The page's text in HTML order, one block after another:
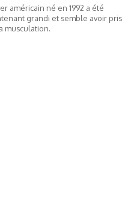
américain né en 1992 a été
grandi et semble avoir pris
musculation.